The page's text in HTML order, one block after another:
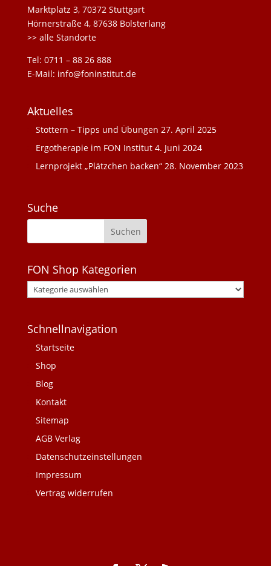
Marktplatz 3, 70372 Stuttgart
Hörnerstraße 4, 87638 Bolsterlang
>> alle Standorte
Tel: 0711 – 88 26 888
E-Mail: info@foninstitut.de
Aktuelles
Stottern – Tipps und Übungen 27. April 2025
Ergotherapie im FON Institut 4. Juni 2024
Lernprojekt „Plätzchen backen“ 28. November 2023
Suche
FON Shop Kategorien
Schnellnavigation
Startseite
Shop
Blog
Kontakt
Sitemap
AGB Verlag
Datenschutzeinstellungen
Impressum
Vertrag widerrufen